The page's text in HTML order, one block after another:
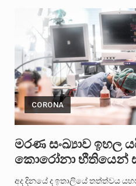
CORONA
මරණ සංඛ්‍යාව ඉහල
කොරෝනා භීතියෙන්
අද දිනයේ ද ඉතාලියේ තත්ත්වය